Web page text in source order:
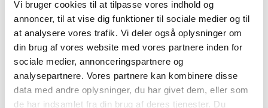
Vi bruger cookies til at tilpasse vores indhold og
annoncer, til at vise dig funktioner til sociale medier og til
at analysere vores trafik. Vi deler også oplysninger om
din brug af vores website med vores partnere inden for
sociale medier, annonceringspartnere og
analysepartnere. Vores partnere kan kombinere disse
data med andre oplysninger, du har givet dem, eller som
de har indsamlet fra din brug af deres tjenester. Du
INDHOLD 07.09.2021
Tips og tricks til studiebesøg
Gennem studiebesøg får du mulighed for at få
indsigt i forskellige arbejdspladser, opgaver og
blive klogere på dine kompetencer som